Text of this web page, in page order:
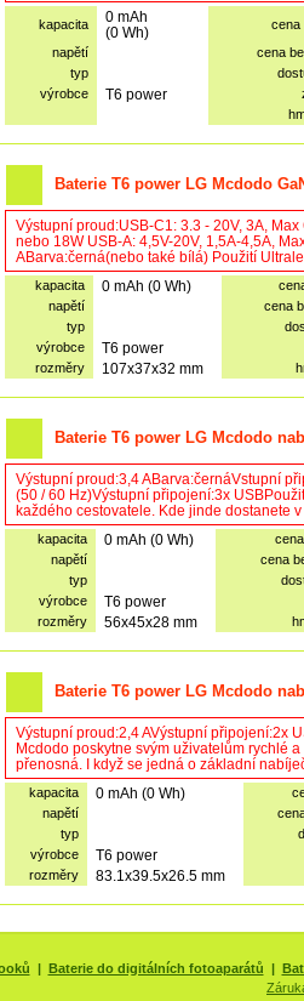
kapacita
0 mAh
(0 Wh)
cena
napětí
cena
typ
výrobce
T6 power
Baterie T6 power LG Mcdodo
Výstupní proud:USB-C1: 3.3 - 20V, 3A,
nebo 18W USB-A: 4,5V-20V, 1,5A-4,5A,
ABarva:černá(nebo také bílá) Použití
kapacita 0 mAh (0 Wh)
napětí
cena
typ
výrobce
T6 power
rozměry 107x37x32 mm
Baterie T6 power LG Mcdodo
Výstupní proud:3,4 ABarva:černáVstupní
(50 / 60 Hz)Výstupní připojení:3x
každého cestovatele. Kde jinde dostanete
kapacita 0 mAh (0 Wh)
napětí
cena
typ
výrobce
T6 power
rozměry 56x45x28 mm
Baterie T6 power LG Mcdodo
Výstupní proud:2,4 AVýstupní připojení:2x
Mcdodo poskytne svým uživatelům rychlé
přenosná. I když se jedná o základní
kapacita 0 mAh (0 Wh)
napětí
typ
výrobce
T6 power
rozměry 83.1x39.5x26.5 mm
| Baterie do digitálních fotoaparátů |